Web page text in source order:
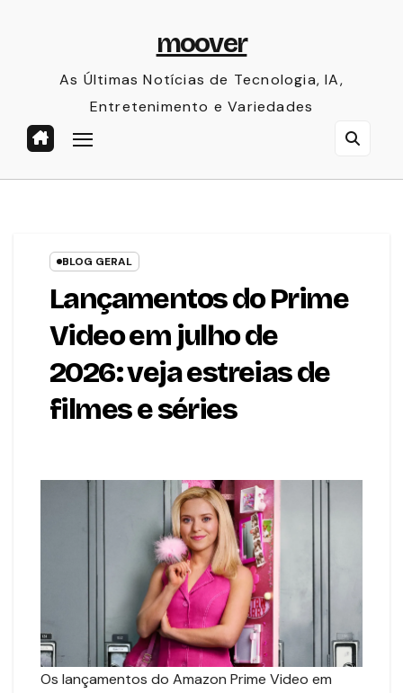
moover
As Últimas Notícias de Tecnologia, IA,
Entretenimento e Variedades
BLOG GERAL
Lançamentos do Prime
Video em julho de
2026: veja estreias de
filmes e séries
Os lançamentos do Amazon Prime Video em